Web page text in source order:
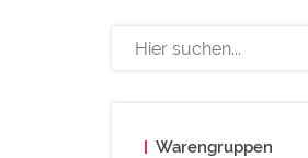
Warengruppen